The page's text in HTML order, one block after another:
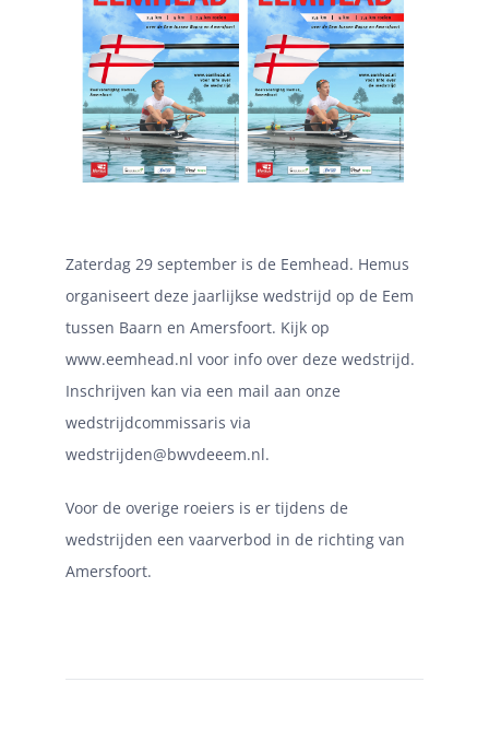
Zaterdag 29 september is de Eemhead. Hemus
organiseert deze jaarlijkse wedstrijd op de Eem
tussen Baarn en Amersfoort. Kijk op
www.eemhead.nl voor info over deze wedstrijd.
Inschrijven kan via een mail aan onze
wedstrijdcommissaris via
wedstrijden@bwvdeeem.nl.
Voor de overige roeiers is er tijdens de
wedstrijden een vaarverbod in de richting van
Amersfoort.